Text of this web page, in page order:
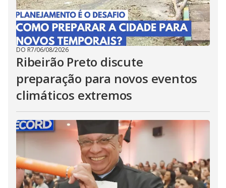
DO R7/06/08/2026
Ribeirão Preto discute
preparação para novos eventos
climáticos extremos